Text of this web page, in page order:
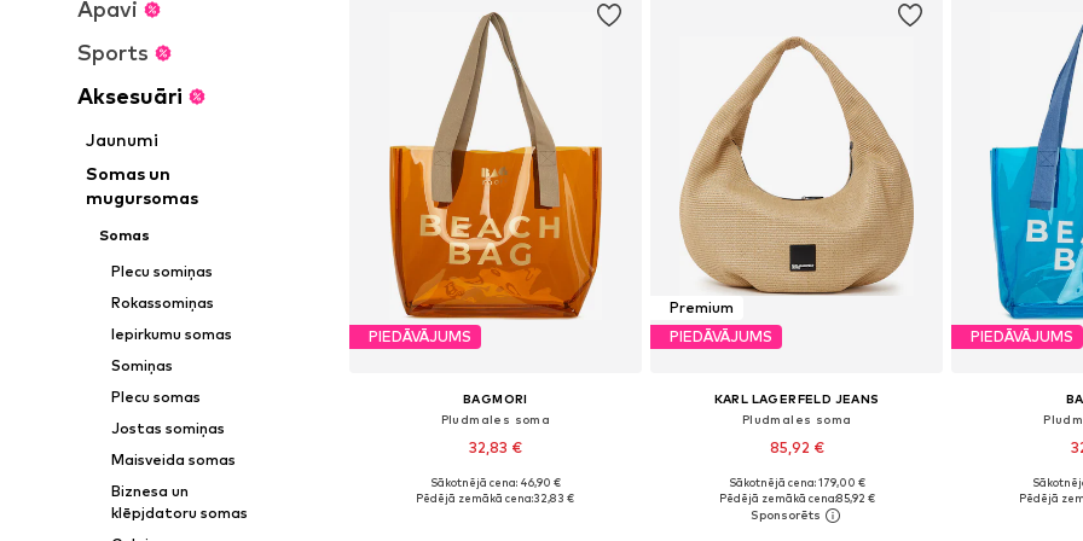
Apavi
Sports
Aksesuāri
Jaunumi
Somas un
mugursomas
Somas
Plecu somiņas
Rokassomiņas
Iepirkumu somas
Somiņas
Plecu somas
Jostas somiņas
Maisveida somas
Biznesa un
klēpjdatoru somas
PIEDĀVĀJUMS
BAGMORI
Pludmales soma
32,83 €
+3
Pieejamie izmēri: One Size
Sākotnējā cena: 46,90 €
Pēdējā zemākā cena:32,83 €
Premium
PIEDĀVĀJUMS
KARL LAGERFELD JEANS
Pludmales soma
85,92 €
Pieejamie izmēri: One Size
Pievienot grozam
Sākotnējā cena: 179,00 €
Pēdējā zemākā cena:85,92 €
PIEDĀVĀJUMS
Pieejamie
Pēdējā